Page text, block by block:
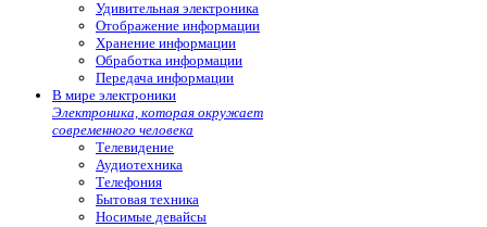
Удивительная электроника
Отображение информации
Хранение информации
Обработка информации
Передача информации
В мире электроники
Электроника, которая окружает
современного человека
Телевидение
Аудиотехника
Телефония
Бытовая техника
Носимые девайсы